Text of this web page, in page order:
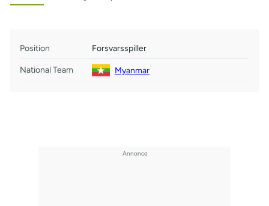
Position Forsvarsspiller
National Team Myanmar